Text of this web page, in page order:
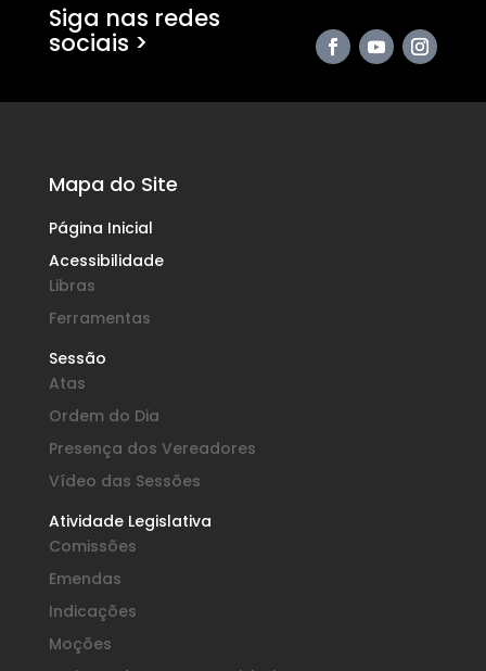
Siga nas redes
sociais >
Mapa do Site
Página Inicial
Acessibilidade
Libras
Ferramentas
Sessão
Atas
Ordem do Dia
Presença dos Vereadores
Vídeo das Sessões
Atividade Legislativa
Comissões
Emendas
Indicações
Moções